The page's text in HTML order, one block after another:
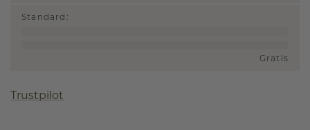
Standard :
Gratis
Trustpilot